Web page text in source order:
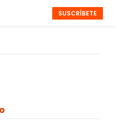
MONOGRÁFICOS EVENTOS
SUSCRÍBETE